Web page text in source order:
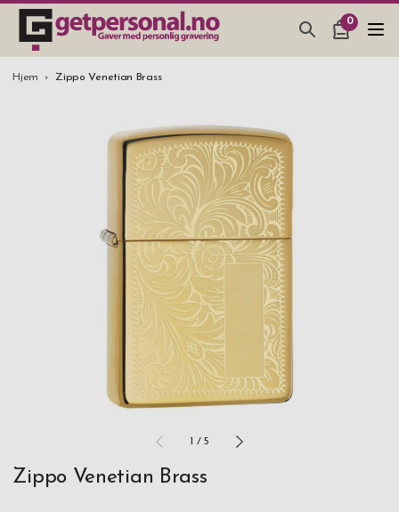
0
GAVER & GADGETS
SMYKKER & ACCESSOARER
JULEGAVETIPS
BRYLLUPSGAVE 2026
Hjem Zippo Venetian Brass
1 /5
Zippo Venetian Brass